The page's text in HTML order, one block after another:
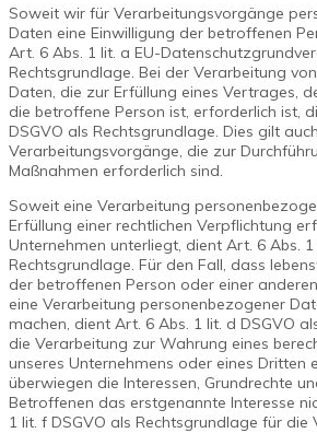
Soweit wir für Verarbeitungsvorgänge
Daten eine Einwilligung der betroffenen
Art. 6 Abs. 1 lit. a EU-
Rechtsgrundlage. Bei der Verarbeitung
Daten, die zur Erfüllung eines Vertrages,
die betroffene Person ist, erforderlich ist,
DSGVO als Rechtsgrundlage. Dies gilt
Verarbeitungsvorgänge, die zur
Maßnahmen erforderlich sind.
Soweit eine Verarbeitung
Erfüllung einer rechtlichen Verpflichtung
Unternehmen unterliegt, dient Art. 6 Abs. 1
Rechtsgrundlage. Für den Fall, dass
der betroffenen Person oder einer
eine Verarbeitung personenbezogener
machen, dient Art. 6 Abs. 1 lit. d DSGVO
die Verarbeitung zur Wahrung eines
unseres Unternehmens oder eines Dritten
überwiegen die Interessen, Grundrechte
Betroffenen das erstgenannte Interesse
1 lit. f DSGVO als Rechtsgrundlage für die